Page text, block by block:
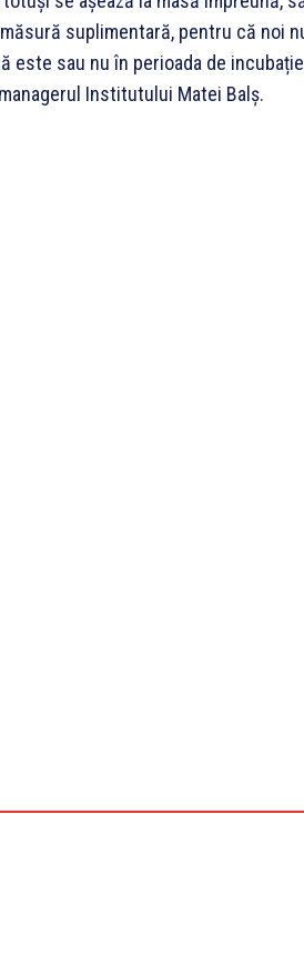
suplimentară, pentru că noi
este sau nu în perioada de
Institutului Matei Balș.